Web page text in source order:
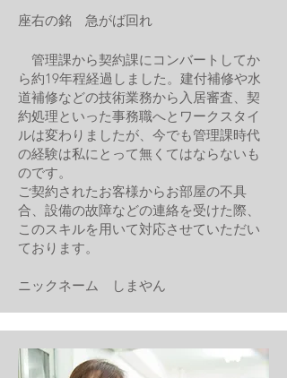
座右の銘 急がば回れ
管理課から契約課にコンバートしてか
ら約19年程経過しました。建付補修や水
道補修などの技術業務から入居審査、契
約処理といった事務職へとワークスタイ
ルは変わりましたが、今でも管理課時代
の経験は私にとって無くてはならないも
のです。
ご契約されたお客様からお部屋の不具
合、設備の故障などの連絡を受けた際、
このスキルを用いて対応させていただい
ております。
ニックネーム しまやん